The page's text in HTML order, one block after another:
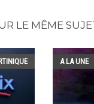
LE MÊME
A LA UNE